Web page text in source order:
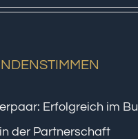
Erfolgreich im
der Partnerschaft